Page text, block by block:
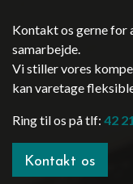
Kontakt os gerne for
samarbejde.
Vi stiller vores
kan varetage
Ring til os på tlf: 42
Kontakt os